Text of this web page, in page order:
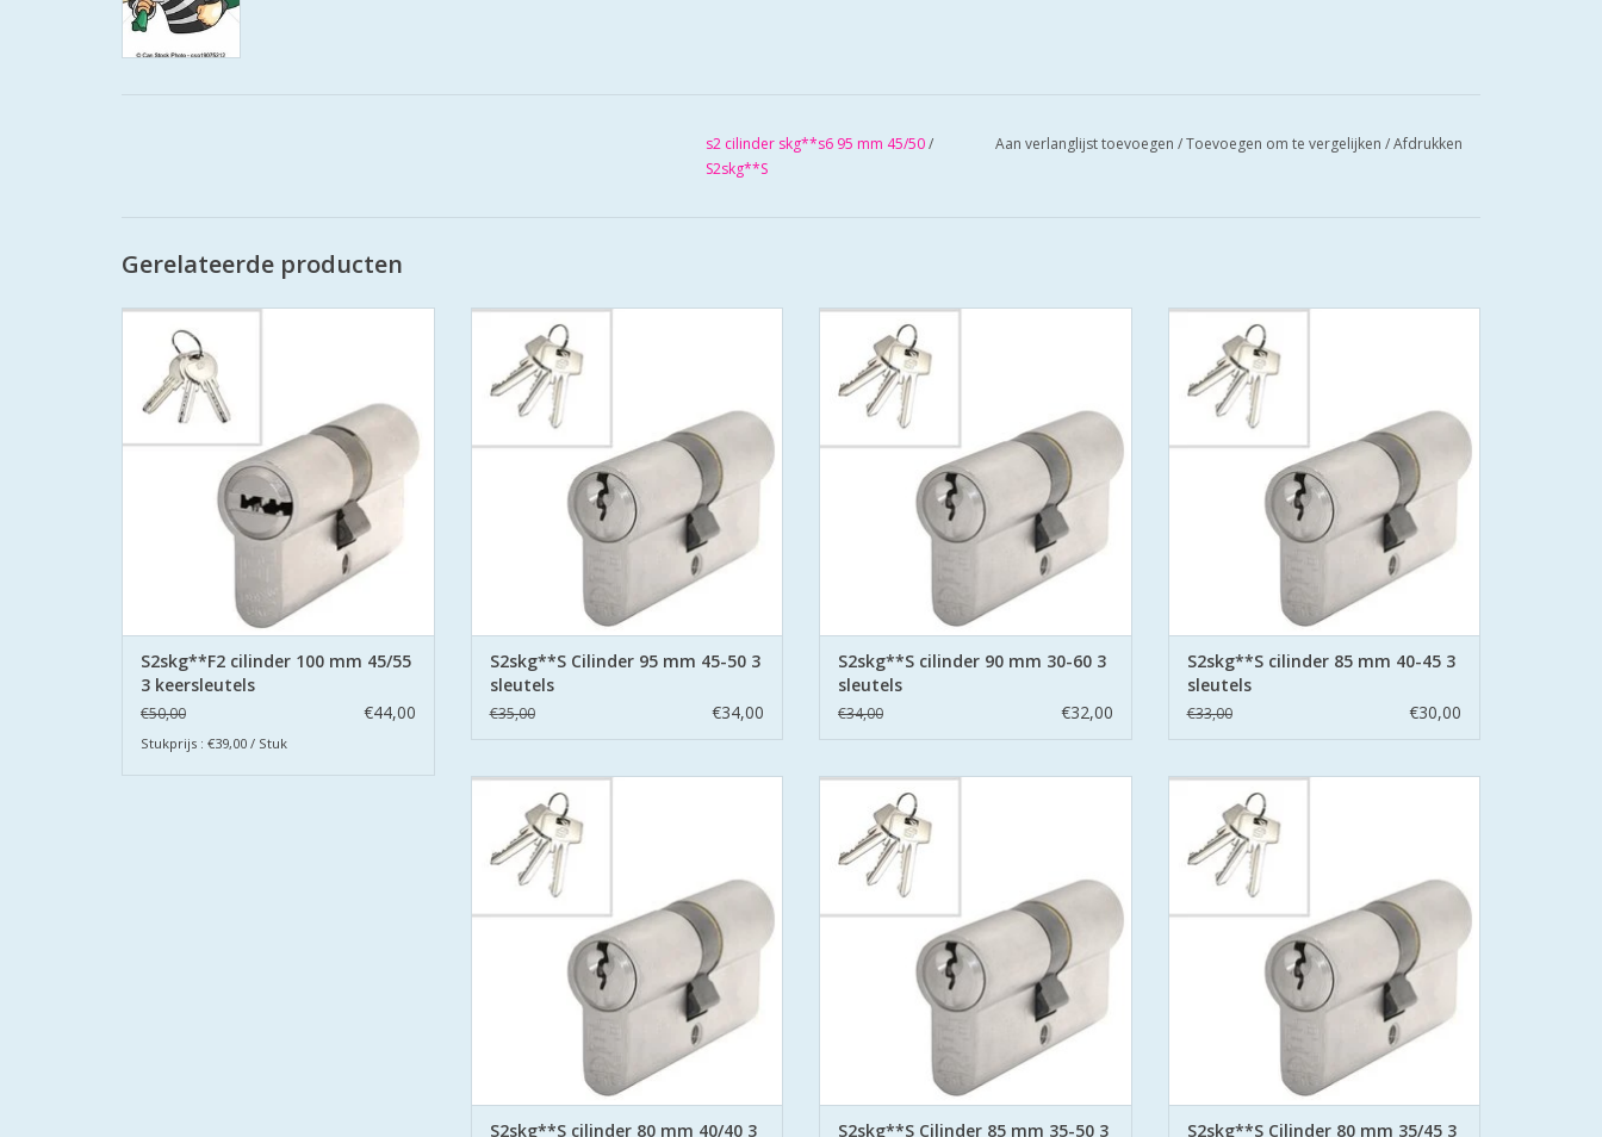
s2 cilinder skg**s6 95 mm 45/50/
S2skg**S
Aan verlanglijst toevoegen /Toevoegen om te vergelijken /Afdrukken
Gerelateerde producten
gecertificeerd volgens Politie Keurmerk
De cilinders zijn uitgevoerd met
boorbeveiliging aan beide zijden.
TOEVOEGEN AAN WINKELWAGEN
S2skg**F2 cilinder 100 mm 45/55
3 keersleutels
€50,00 €44,00
Stukprijs : €39,00 / Stuk
S2 cilinders 95 mm 45/50 SKG**S6
veiligheidscilinder Politie Keurmerk Veilig
S2 staat voor safe en secure met boor
belemmering aan beide zijden hard stalen
pinnen.
TOEVOEGEN AAN WINKELWAGEN
S2skg**S Cilinder 95 mm 45-50 3
sleutels
€35,00 €34,00
S2 cilinders SKG**S6 veiligheidscilinder
Politie Keurmerk Veilig Wonen.
S2 staat voor safe en secure met boor
belemmering aan beide zijden hard stalen
TOEVOEGEN AAN WINKELWAGEN
S2skg**S cilinder 90 mm 30-60 3
sleutels
€34,00 €32,00
S2 cilinders 85 mm 40/45 SKG**S6
veiligheidscilinder Politie Keurmerk Veilig
S2 staat voor safe en secure met boor
belemmering aan beide zijden hard stalen
pinnen.
TOEVOEGEN AAN WINKELWAGEN
S2skg**S cilinder 85 mm 40-45 3
sleutels
€33,00 €30,00
S2 cilinders 80 mm 40/40 SKG**S6
veiligheidscilinder Politie Keurmerk Veilig
S2 staat voor safe en secure met boor
belemmering aan beide zijden hard stalen
TOEVOEGEN AAN WINKELWAGEN
S2skg**S cilinder 80 mm 40/40 3
S2 cilinders 85 mm 35/50 SKG**S6
veiligheidscilinder Politie Keurmerk Veilig
S2 staat voor safe en secure met boor
belemmering aan beide zijden hard stalen
pinnen.
TOEVOEGEN AAN WINKELWAGEN
S2skg**S Cilinder 85 mm 35-50 3
S2 cilinders 80 mm 35/45 SKG**S6
veiligheidscilinder Politie Keurmerk Veilig
S2 staat voor safe en secure met boor
belemmering aan beide zijden hard stalen
TOEVOEGEN AAN WINKELWAGEN
S2skg**S Cilinder 80 mm 35/45 3